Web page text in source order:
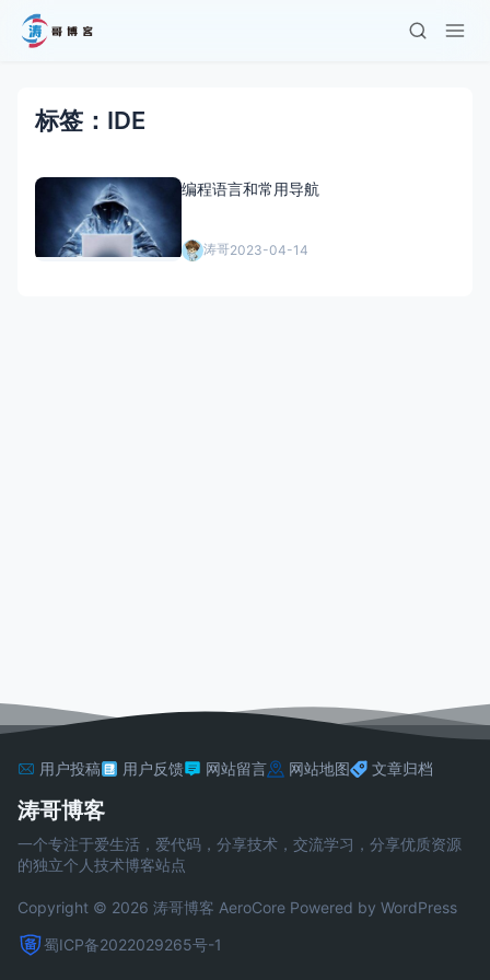
标签：IDE
编程语言和常用导航
涛哥2023-04-14
用户投稿 用户反馈 网站留言 网站地图 文章归档
涛哥博客
一个专注于爱生活，爱代码，分享技术，交流学习，分享优质资源
的独立个人技术博客站点
Copyright © 2026 涛哥博客 AeroCore Powered by WordPress
蜀ICP备2022029265号-1